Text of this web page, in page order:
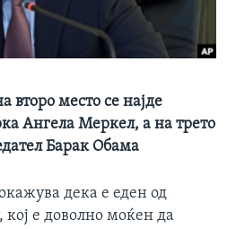
второ место се најде
Ангела Меркел, а на трето
Барак Обама
дека е еден од
кој е доволно моќен да